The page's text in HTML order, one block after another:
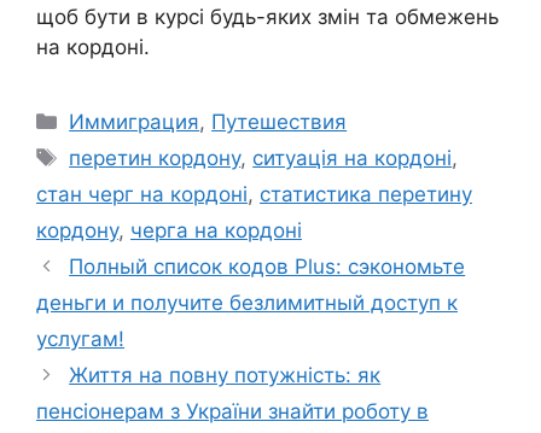
щоб бути в курсі будь-яких змін та обмежень
на кордоні.
Categories
Иммиграция, Путешествия
Tags
перетин кордону, ситуація на кордоні,
стан черг на кордоні, статистика перетину
кордону, черга на кордоні
Полный список кодов Plus: сэкономьте
деньги и получите безлимитный доступ к
услугам!
Життя на повну потужність: як
пенсіонерам з України знайти роботу в